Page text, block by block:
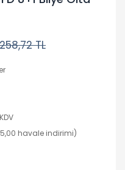
TL
havale indirimi)